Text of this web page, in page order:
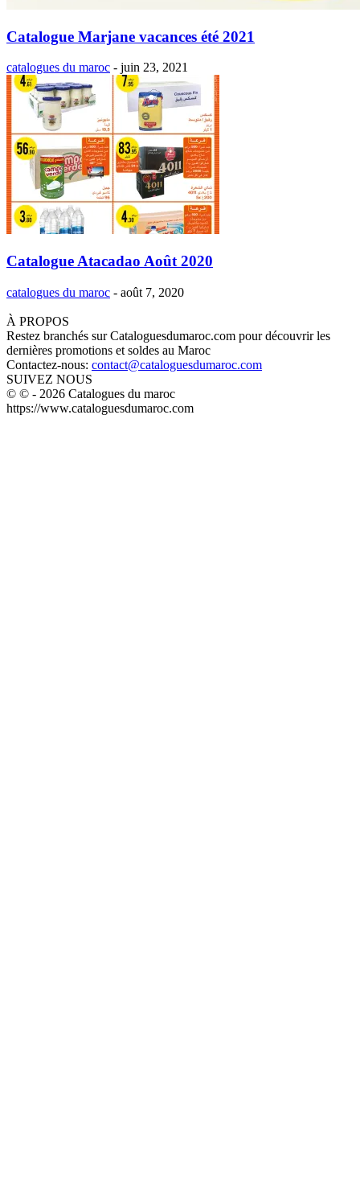
Catalogue Marjane vacances été 2021
catalogues du maroc - juin 23, 2021
Catalogue Atacadao Août 2020
catalogues du maroc - août 7, 2020
À PROPOS
Restez branchés sur Cataloguesdumaroc.com pour découvrir les
dernières promotions et soldes au Maroc
Contactez-nous: contact@cataloguesdumaroc.com
SUIVEZ NOUS
© © - 2026 Catalogues du maroc
https://www.cataloguesdumaroc.com